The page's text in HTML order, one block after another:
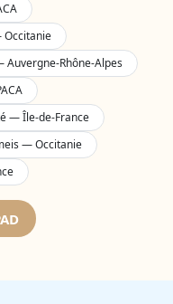
Auvergne-Rhône-Alpes
— Île-de-France
— Occitanie